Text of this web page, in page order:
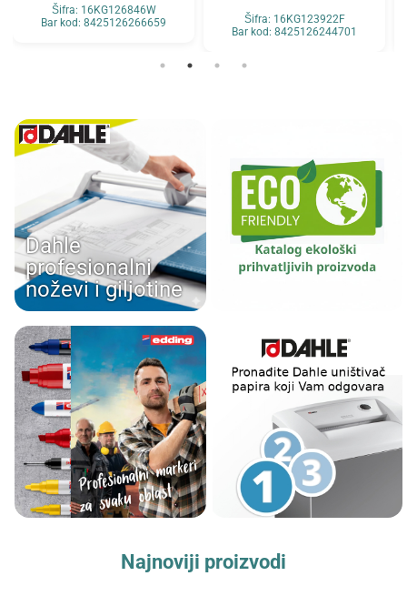
Šifra: 16KG126846W
Bar kod: 8425126266659
Šifra: 16KG123922F
Bar kod: 8425126244701
Dahle
profesionalni
noževi i giljotine
Najnoviji proizvodi